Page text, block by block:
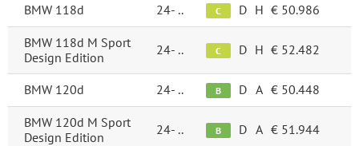
BMW 118d 24- .. C D H € 50.986
BMW 118d M Sport
Design Edition
24- .. C D H € 52.482
BMW 120d 24- .. B D A € 50.448
BMW 120d M Sport
Design Edition
24- .. B D A € 51.944